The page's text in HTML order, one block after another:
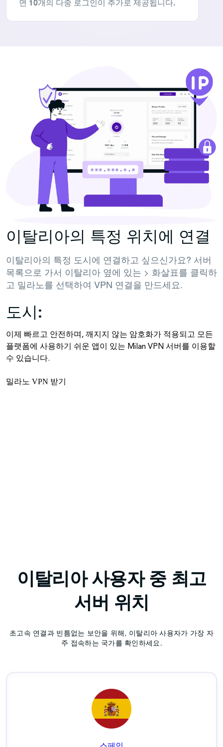
면 10개의 다중 로그인이 추가로 제공됩니다.
이탈리아의 특정 위치에 연결
이탈리아의 특정 도시에 연결하고 싶으신가요? 서버
목록으로 가서 이탈리아 옆에 있는 > 화살표를 클릭하
고 밀라노를 선택하여 VPN 연결을 만드세요.
도시:
이제 빠르고 안전하며, 깨지지 않는 암호화가 적용되고 모든
플랫폼에 사용하기 쉬운 앱이 있는 Milan VPN 서버를 이용할
수 있습니다.
밀라노 VPN 받기
이탈리아 사용자 중 최고
서버 위치
초고속 연결과 빈틈없는 보안을 위해, 이탈리아 사용자가 가장 자
주 접속하는 국가를 확인하세요.